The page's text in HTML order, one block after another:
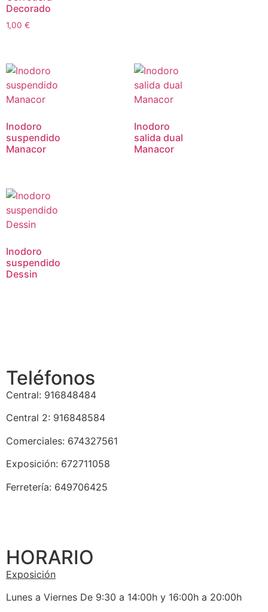
Decorado
1,00 €
Inodoro
suspendido
Manacor
Inodoro
salida dual
Manacor
Inodoro
suspendido
Dessin
Teléfonos
Central: 916848484
Central 2: 916848584
Comerciales: 674327561
Exposición: 672711058
Ferretería: 649706425
HORARIO
Exposición
Lunes a Viernes De 9:30 a 14:00h y 16:00h a 20:00h